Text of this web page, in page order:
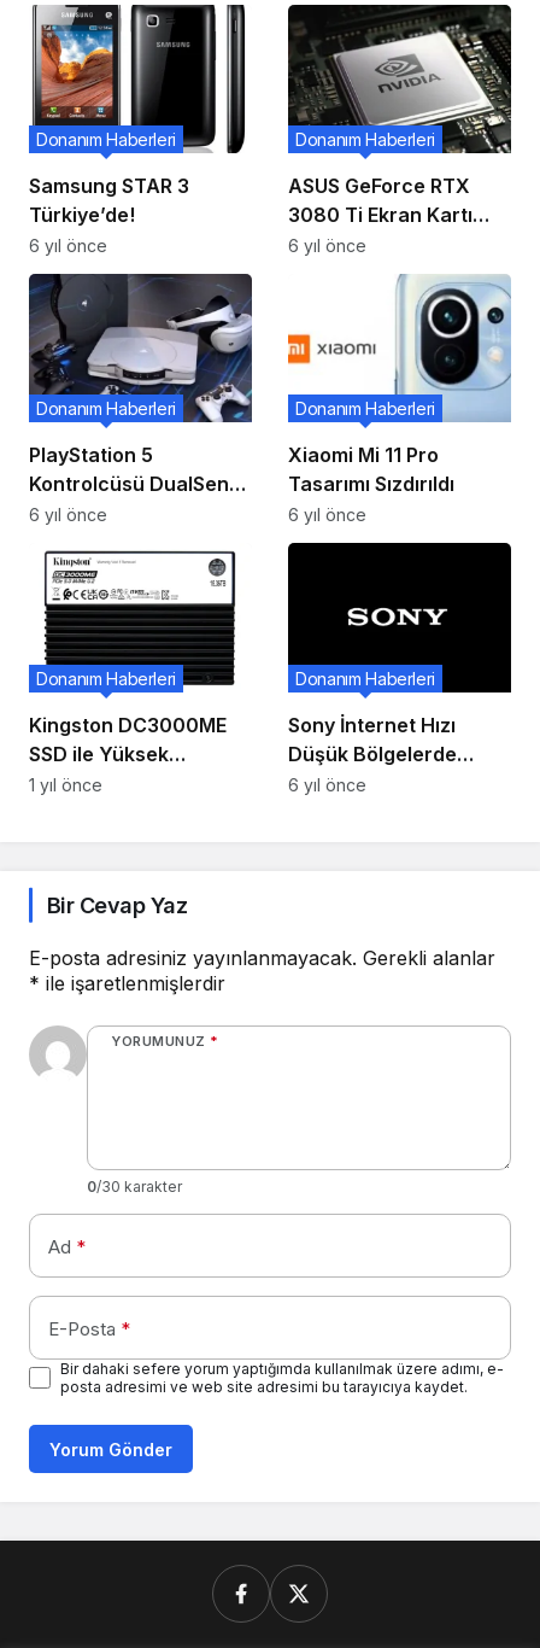
Samsung STAR 3
Türkiye’de!
Donanım Haberleri
6 yıl önce
ASUS GeForce RTX
3080 Ti Ekran Kartı
İnternet’e Sızdırıldı!
Donanım Haberleri
6 yıl önce
PlayStation 5
Kontrolcüsü DualSense
Fiyatı Sızdırıldı
Donanım Haberleri
6 yıl önce
Xiaomi Mi 11 Pro
Tasarımı Sızdırıldı
Donanım Haberleri
6 yıl önce
Kingston DC3000ME
SSD ile Yüksek
Performansı Keşfedin
Donanım Haberleri
1 yıl önce
Sony İnternet Hızı
Düşük Bölgelerde
Uygun Fiyatlı PS5’i
Donanım Haberleri
6 yıl önce
Bir Cevap Yaz
E-posta adresiniz yayınlanmayacak. Gerekli alanlar
* ile işaretlenmişlerdir
YORUMUNUZ *
0/30 karakter
Ad *
E-Posta *
Bir dahaki sefere yorum yaptığımda kullanılmak üzere adımı, e-
posta adresimi ve web site adresimi bu tarayıcıya kaydet.
Yorum Gönder